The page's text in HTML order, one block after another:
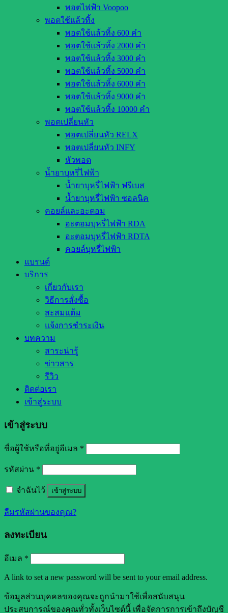
พอตไฟฟ้า Voopoo
พอตใช้แล้วทิ้ง
พอตใช้แล้วทิ้ง 600 คำ
พอตใช้แล้วทิ้ง 2000 คำ
พอตใช้แล้วทิ้ง 3000 คำ
พอตใช้แล้วทิ้ง 5000 คำ
พอตใช้แล้วทิ้ง 6000 คำ
พอตใช้แล้วทิ้ง 9000 คำ
พอตใช้แล้วทิ้ง 10000 คำ
พอตเปลี่ยนหัว
พอตเปลี่ยนหัว RELX
พอตเปลี่ยนหัว INFY
หัวพอต
น้ำยาบุหรี่ไฟฟ้า
น้ำยาบุหรี่ไฟฟ้า ฟรีเบส
น้ำยาบุหรี่ไฟฟ้า ซอลนิค
คอยล์และอะตอม
อะตอมบุหรี่ไฟฟ้า RDA
อะตอมบุหรี่ไฟฟ้า RDTA
คอยล์บุหรี่ไฟฟ้า
แบรนด์
บริการ
เกี่ยวกับเรา
วิธีการสั่งซื้อ
สะสมแต้ม
แจ้งการชำระเงิน
บทความ
สาระน่ารู้
ข่าวสาร
รีวิว
ติดต่อเรา
เข้าสู่ระบบ
เข้าสู่ระบบ
ชื่อผู้ใช้หรือที่อยู่อีเมล *
รหัสผ่าน *
จำฉันไว้ เข้าสู่ระบบ
ลืมรหัสผ่านของคุณ?
ลงทะเบียน
อีเมล *
A link to set a new password will be sent to your email address.
ข้อมูลส่วนบุคคลของคุณจะถูกนำมาใช้เพื่อสนับสนุน
ประสบการณ์ของคุณทั่วทั้งเว็บไซต์นี้ เพื่อจัดการการเข้าถึงบัญชี